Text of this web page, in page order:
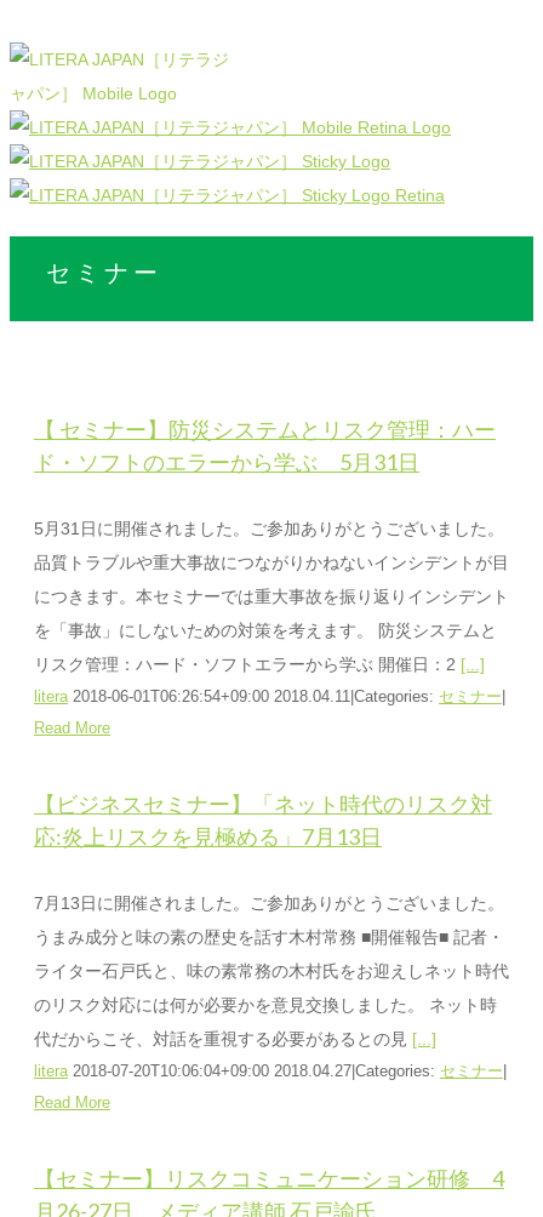
セミナー
【 セミナー】防災システムとリスク管理：ハー
ド・ソフトのエラーから学ぶ 5月31日
5月31日に開催されました。ご参加ありがとうございました。
品質トラブルや重大事故につながりかねないインシデントが目
につきます。本セミナーでは重大事故を振り返りインシデント
を「事故」にしないための対策を考えます。 防災システムと
リスク管理：ハード・ソフトエラーから学ぶ 開催日：2 [...]
litera 2018-06-01T06:26:54+09:00 2018.04.11 Categories: セミナー
Read More
【ビジネスセミナー】「ネット時代のリスク対
応:炎上リスクを見極める」7月13日
7月13日に開催されました。ご参加ありがとうございました。
うまみ成分と味の素の歴史を話す木村常務 ■開催報告■ 記者・
ライター石戸氏と、味の素常務の木村氏をお迎えしネット時代
のリスク対応には何が必要かを意見交換しました。 ネット時
代だからこそ、対話を重視する必要があるとの見 [...]
litera 2018-07-20T10:06:04+09:00 2018.04.27 Categories: セミナー
Read More
【セミナー】リスクコミュニケーション研修 4
月26-27日 メディア講師 石戸諭氏